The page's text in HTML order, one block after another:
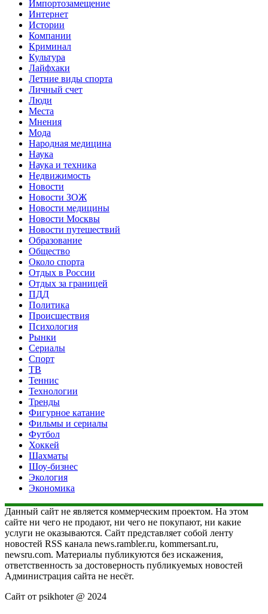
Импортозамещение
Интернет
Истории
Компании
Криминал
Культура
Лайфхаки
Летние виды спорта
Личный счет
Люди
Места
Мнения
Мода
Народная медицина
Наука
Наука и техника
Недвижимость
Новости
Новости ЗОЖ
Новости медицины
Новости Москвы
Новости путешествий
Образование
Общество
Около спорта
Отдых в России
Отдых за границей
ПДД
Политика
Происшествия
Психология
Рынки
Сериалы
Спорт
ТВ
Теннис
Технологии
Тренды
Фигурное катание
Фильмы и сериалы
Футбол
Хоккей
Шахматы
Шоу-бизнес
Экология
Экономика
Данный сайт не является коммерческим проектом. На этом
сайте ни чего не продают, ни чего не покупают, ни какие
услуги не оказываются. Сайт представляет собой ленту
новостей RSS канала news.rambler.ru, kommersant.ru,
newsru.com. Материалы публикуются без искажения,
ответственность за достоверность публикуемых новостей
Администрация сайта не несёт.
Сайт от psikhoter @ 2024